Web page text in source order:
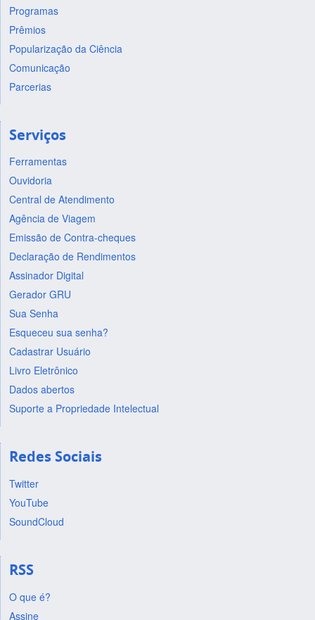
Programas
Prêmios
Popularização da Ciência
Comunicação
Parcerias
Serviços
Ferramentas
Ouvidoria
Central de Atendimento
Agência de Viagem
Emissão de Contra-cheques
Declaração de Rendimentos
Assinador Digital
Gerador GRU
Sua Senha
Esqueceu sua senha?
Cadastrar Usuário
Livro Eletrônico
Dados abertos
Suporte a Propriedade Intelectual
Redes Sociais
Twitter
YouTube
SoundCloud
RSS
O que é?
Assine